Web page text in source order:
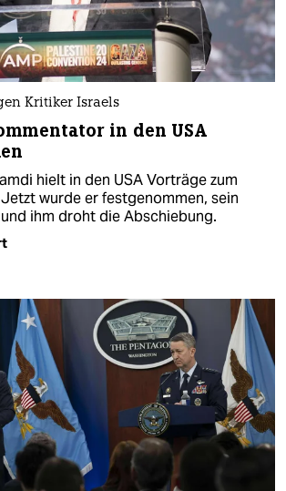
Kritiker Israels
in den USA
hielt in den USA Vorträge zum
wurde er festgenommen, sein
ihm droht die Abschiebung.